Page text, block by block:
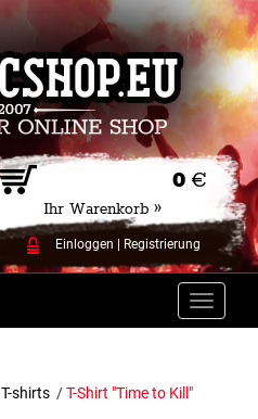
0 €
Ihr Warenkorb »
Einloggen Registrierung
Toggle
T-shirts /T-Shirt "Time to Kill"